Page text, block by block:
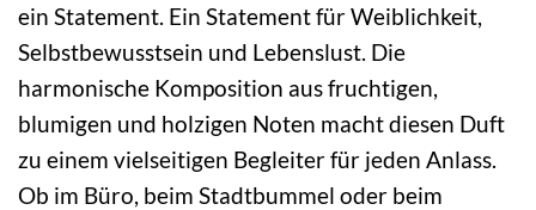
ein Statement. Ein Statement für Weiblichkeit,
Selbstbewusstsein und Lebenslust. Die
harmonische Komposition aus fruchtigen,
blumigen und holzigen Noten macht diesen Duft
zu einem vielseitigen Begleiter für jeden Anlass.
Ob im Büro, beim Stadtbummel oder beim